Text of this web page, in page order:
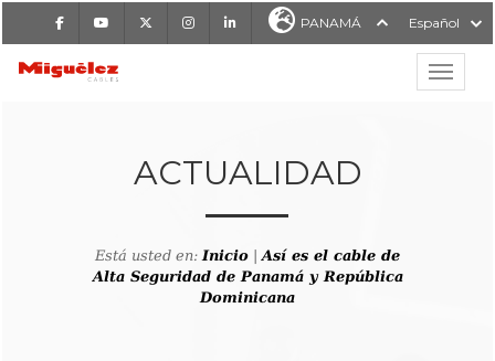
FacebookYoutube InstagramLinkedIn PANAMÁ Español
MIGUÉLEZ CABLES
ACTUALIDAD
Está usted en:Inicio |Así es el cable de
Alta Seguridad de Panamá y República
Dominicana